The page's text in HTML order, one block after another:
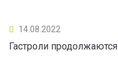
14.08.2022
Гастроли продолжаются